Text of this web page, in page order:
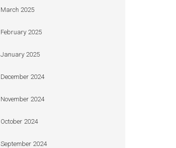
March 2025
February 2025
January 2025
December 2024
November 2024
October 2024
September 2024